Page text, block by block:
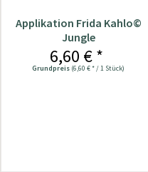
Applikation Frida Kahlo©
Jungle
6,60 € *
Grundpreis (6,60 € * / 1 Stück)